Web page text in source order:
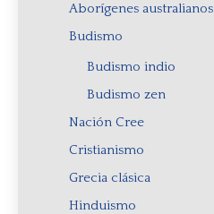
Aborígenes australianos
Budismo
Budismo indio
Budismo zen
Nación Cree
Cristianismo
Grecia clásica
Hinduismo